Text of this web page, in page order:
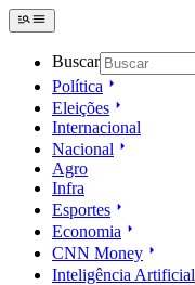
Buscar
Política
Eleições
Internacional
Nacional
Agro
Infra
Esportes
Economia
CNN Money
Inteligência Artificial